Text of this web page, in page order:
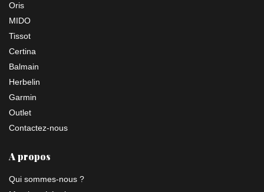
Oris
MIDO
Tissot
Certina
Balmain
Herbelin
Garmin
Outlet
Contactez-nous
A propos
Qui sommes-nous ?